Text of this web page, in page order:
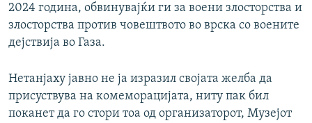
2024 година, обвинувајќи ги за воени злосторства и
злосторства против човештвото во врска со воените
дејствија во Газа.
Нетанјаху јавно не ја изразил својата желба да
присуствува на комеморацијата, ниту пак бил
поканет да го стори тоа од организаторот, Музејот